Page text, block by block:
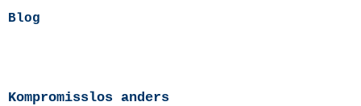
Blog
Kompromisslos anders